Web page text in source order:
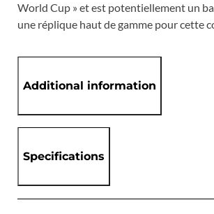
World Cup » et est potentiellement un
une réplique haut de gamme pour cette
Additional information
Specifications